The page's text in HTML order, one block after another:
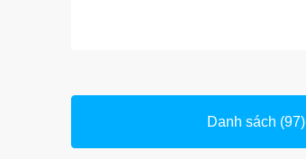
Danh sách (97)